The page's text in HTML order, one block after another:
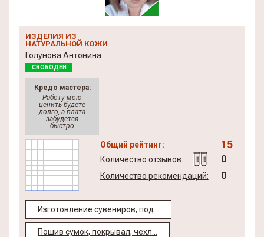
ИЗДЕЛИЯ ИЗ
НАТУРАЛЬНОЙ КОЖИ
Голунова Антонина
СВОБОДЕН
Кредо мастера:
Работу мою
ценить будете
долго, а плата
забудется
быстро
Общий рейтинг: 15
Количество отзывов: 0
Количество рекомендаций: 0
Изготовление сувениров, под...
Пошив сумок, покрывал, чехл...